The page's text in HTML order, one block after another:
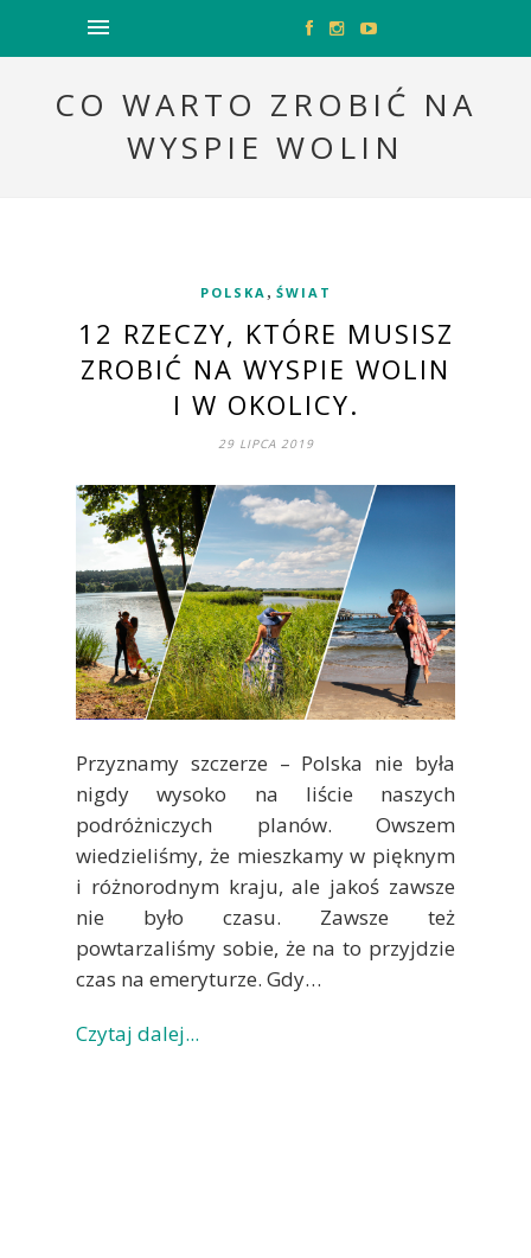
CO WARTO ZROBIĆ NA
WYSPIE WOLIN
POLSKA , ŚWIAT
12 RZECZY, KTÓRE MUSISZ
ZROBIĆ NA WYSPIE WOLIN
I W OKOLICY.
29 LIPCA 2019
Przyznamy szczerze – Polska nie była
nigdy wysoko na liście naszych
podróżniczych planów. Owszem
wiedzieliśmy, że mieszkamy w pięknym
i różnorodnym kraju, ale jakoś zawsze
nie było czasu. Zawsze też
powtarzaliśmy sobie, że na to przyjdzie
czas na emeryturze. Gdy…
Czytaj dalej...